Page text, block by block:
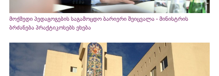
მოქმედი პედაგოგების საგამოცდო ბარიერი შეიცვალა - მინისტრის
ბრძანება პრაქტიკოსებს ეხება